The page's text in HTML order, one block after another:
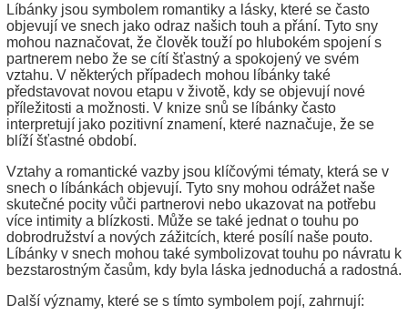
Líbánky jsou symbolem romantiky a lásky, které se často
objevují ve snech jako odraz našich touh a přání. Tyto sny
mohou naznačovat, že člověk touží po hlubokém spojení s
partnerem nebo že se cítí šťastný a spokojený ve svém
vztahu. V některých případech mohou líbánky také
představovat novou etapu v životě, kdy se objevují nové
příležitosti a možnosti. V knize snů se líbánky často
interpretují jako pozitivní znamení, které naznačuje, že se
blíží šťastné období.
Vztahy a romantické vazby jsou klíčovými tématy, která se v
snech o líbánkách objevují. Tyto sny mohou odrážet naše
skutečné pocity vůči partnerovi nebo ukazovat na potřebu
více intimity a blízkosti. Může se také jednat o touhu po
dobrodružství a nových zážitcích, které posílí naše pouto.
Líbánky v snech mohou také symbolizovat touhu po návratu k
bezstarostným časům, kdy byla láska jednoduchá a radostná.
Další významy, které se s tímto symbolem pojí, zahrnují: